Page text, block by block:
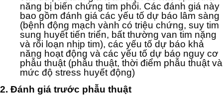
năng bị biến chứng tim phổi. Các đánh giá này
bao gồm đánh giá các yếu tố dự báo lâm sàng
(bệnh động mạch vành có triệu chứng, suy tim
sung huyết tiến triển, bất thường van tim nặng
và rối loạn nhịp tim), các yếu tố dự báo khả
năng hoạt động và các yếu tố dự báo nguy cơ
phẫu thuật (phẫu thuật, thời điểm phẫu thuật và
mức độ stress huyết động)
2. Đánh giá trước phẫu thuật